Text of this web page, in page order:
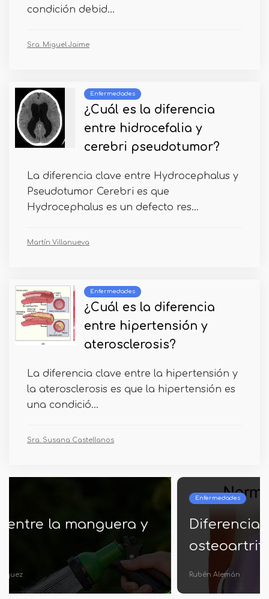
condición debid...
Sra. Miguel Jaime
Enfermedades
¿Cuál es la diferencia
entre hidrocefalia y
cerebri pseudotumor?
La diferencia clave entre Hydrocephalus y
Pseudotumor Cerebri es que
Hydrocephalus es un defecto res...
Martín Villanueva
Enfermedades
¿Cuál es la diferencia
entre hipertensión y
aterosclerosis?
La diferencia clave entre la hipertensión y
la aterosclerosis es que la hipertensión es
una condició...
Sra. Susana Castellanos
Diferencia entre artritis y
osteoartritis
Rubén Alemán